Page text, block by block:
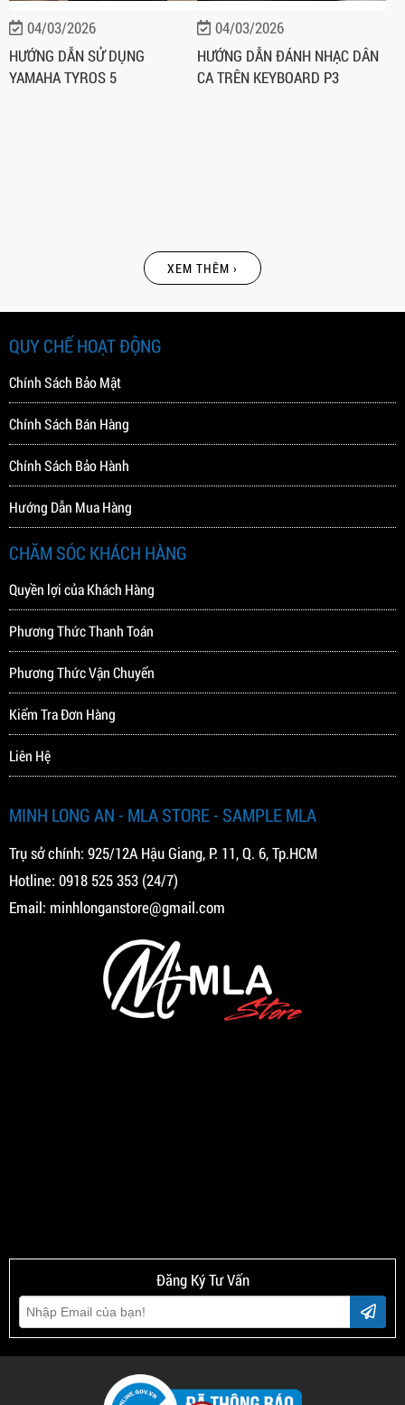
04/03/2026
HƯỚNG DẪN SỬ DỤNG
YAMAHA TYROS 5
04/03/2026
HƯỚNG DẪN ĐÁNH NHẠC DÂN
CA TRÊN KEYBOARD P3
XEM THÊM ›
QUY CHẾ HOẠT ĐỘNG
Chính Sách Bảo Mật
Chính Sách Bán Hàng
Chính Sách Bảo Hành
Hướng Dẫn Mua Hàng
CHĂM SÓC KHÁCH HÀNG
Quyền lợi của Khách Hàng
Phương Thức Thanh Toán
Phương Thức Vận Chuyển
Kiểm Tra Đơn Hàng
Liên Hệ
MINH LONG AN - MLA STORE - SAMPLE MLA
Trụ sở chính: 925/12A Hậu Giang, P. 11, Q. 6, Tp.HCM
Hotline: 0918 525 353 (24/7)
Email: minhlonganstore@gmail.com
Đăng Ký Tư Vấn